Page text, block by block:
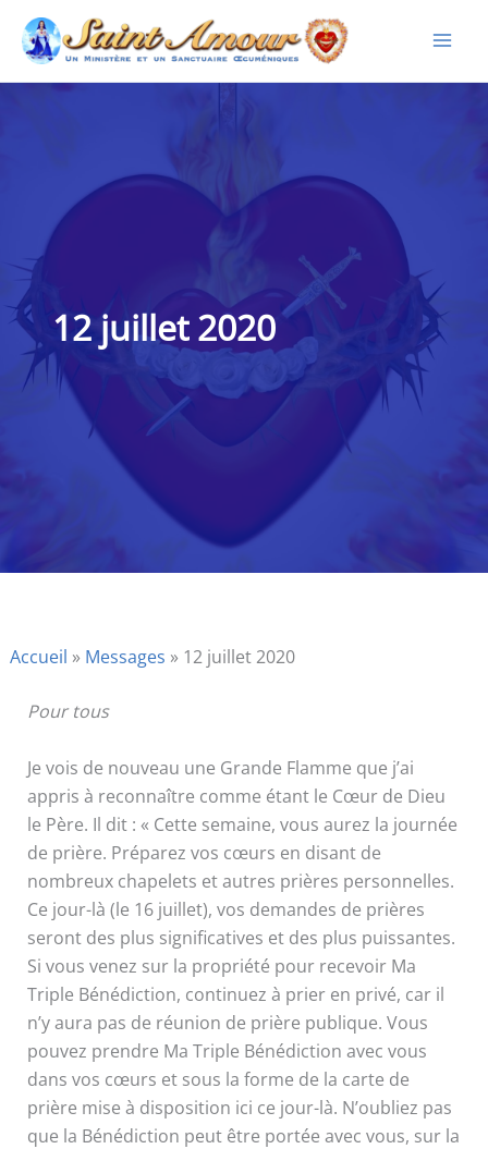
Aller
contenu
12 juillet 2020
Accueil » Messages » 12 juillet 2020
Pour tous
Je vois de nouveau une Grande Flamme que j’ai
appris à reconnaître comme étant le Cœur de Dieu
le Père. Il dit : « Cette semaine, vous aurez la journée
de prière. Préparez vos cœurs en disant de
nombreux chapelets et autres prières personnelles.
Ce jour-là (le 16 juillet), vos demandes de prières
seront des plus significatives et des plus puissantes.
Si vous venez sur la propriété pour recevoir Ma
Triple Bénédiction, continuez à prier en privé, car il
n’y aura pas de réunion de prière publique. Vous
pouvez prendre Ma Triple Bénédiction avec vous
dans vos cœurs et sous la forme de la carte de
prière mise à disposition ici ce jour-là. N’oubliez pas
que la Bénédiction peut être portée avec vous, sur la